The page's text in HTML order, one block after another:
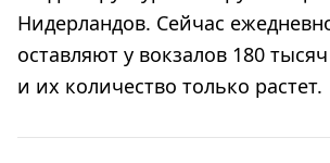
Нидерландов. Сейчас
оставляют у вокзалов 180
и их количество только растет.